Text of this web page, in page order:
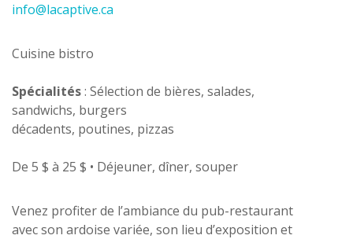
info@lacaptive.ca
Cuisine bistro
Spécialités: Sélection de bières, salades,
sandwichs, burgers
décadents, poutines, pizzas
De 5 $ à 25 $ • Déjeuner, dîner, souper
Venez profiter de l’ambiance du pub-restaurant
avec son ardoise variée, son lieu d’exposition et